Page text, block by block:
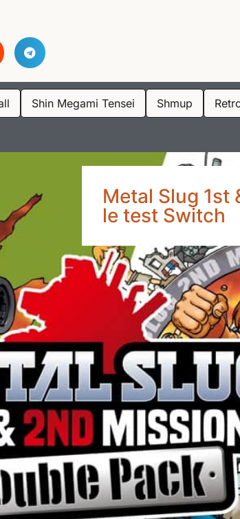
Shin Megami Tensei Shmup
Metal Slug 1st
le test Switch